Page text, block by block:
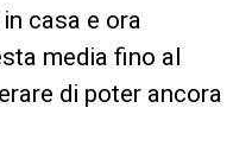
casa e ora
media fino al
di poter ancora